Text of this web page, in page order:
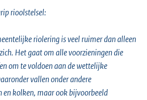
rioolstelsel:
riolering is veel ruimer dan alleen
Het gaat om alle voorzieningen die
om te voldoen aan de wettelijke
vallen onder andere
en kolken, maar ook bijvoorbeeld